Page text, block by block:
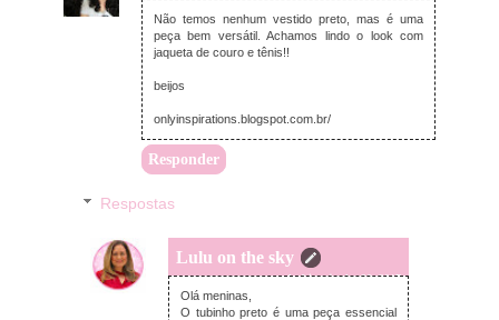
Não temos nenhum vestido preto, mas é uma
peça bem versátil. Achamos lindo o look com
jaqueta de couro e tênis!!
beijos
onlyinspirations.blogspot.com.br/
Responder
Respostas
Lulu on the sky
segunda-feira, junho 26, 2017
Olá meninas,
O tubinho preto é uma peça essencial